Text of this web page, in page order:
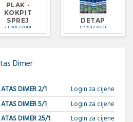
PLAK -
KOKPIT
SPREJ
2 PROIZVODI
DETAP
1 PROIZVODI
Dimer
ATAS DIMER 2/1
Login za cijene
ATAS DIMER 5/1
Login za cijene
ATAS DIMER 25/1
Login za cijene